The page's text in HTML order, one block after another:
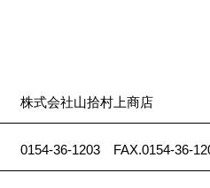
株式会社山拾村上商店
0154-36-1203 FAX.0154-36-